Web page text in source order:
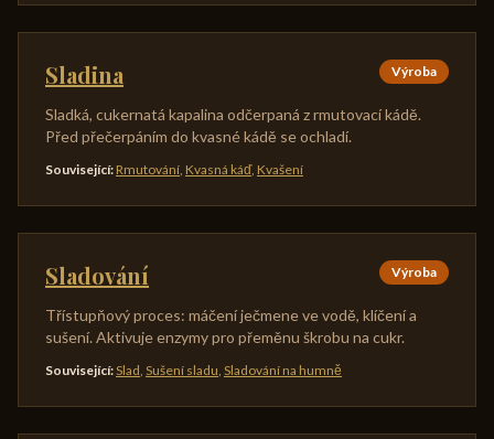
Sladina Výroba
Sladká, cukernatá kapalina odčerpaná z rmutovací kádě.
Před přečerpáním do kvasné kádě se ochladí.
Související: Rmutování, Kvasná káď, Kvašení
Sladování Výroba
Třístupňový proces: máčení ječmene ve vodě, klíčení a
sušení. Aktivuje enzymy pro přeměnu škrobu na cukr.
Související:Slad, Sušení sladu, Sladování na humně